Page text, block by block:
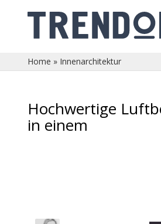
Home » Innenarchitektur
Hochwertige
in einem